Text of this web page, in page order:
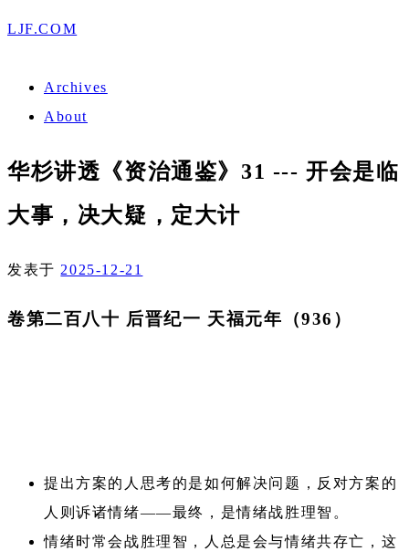
LJF.COM
Archives
About
华杉讲透《资治通鉴》31 --- 开会是临
大事，决大疑，定大计
发表于 2025-12-21
卷第二百八十 后晋纪一 天福元年（936）
提出方案的人思考的是如何解决问题，反对方案的
人则诉诸情绪——最终，是情绪战胜理智。
情绪时常会战胜理智，人总是会与情绪共存亡，这